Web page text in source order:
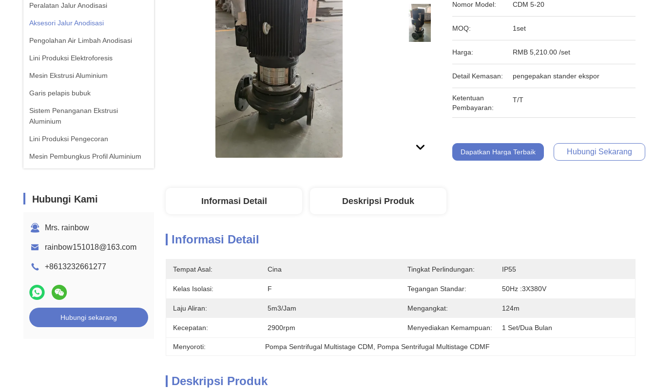
Peralatan Jalur Anodisasi
Aksesori Jalur Anodisasi
Pengolahan Air Limbah Anodisasi
Lini Produksi Elektroforesis
Mesin Ekstrusi Aluminium
Garis pelapis bubuk
Sistem Penanganan Ekstrusi
Aluminium
Lini Produksi Pengecoran
Mesin Pembungkus Profil Aluminium
Hubungi Kami
Mrs. rainbow
rainbow151018@163.com
+8613232661277
Hubungi sekarang
Nomor Model: CDM 5-20
MOQ: 1set
Harga: RMB 5,210.00 /set
Detail Kemasan: pengepakan stander ekspor
Ketentuan
Pembayaran:
T/T
Dapatkan Harga Terbaik Hubungi Sekarang
Informasi Detail Deskripsi Produk
Informasi Detail
Tempat Asal: Cina Tingkat Perlindungan: IP55
Kelas Isolasi: F Tegangan Standar: 50Hz :3X380V
Laju Aliran: 5m3/jam Mengangkat: 124m
Kecepatan: 2900rpm Menyediakan Kemampuan: 1 Set/dua Bulan
Menyoroti: Pompa Sentrifugal Multistage CDM Pompa Sentrifugal Multistage CDMF
Deskripsi Produk